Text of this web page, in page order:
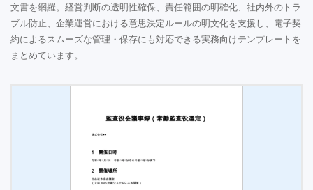
文書を網羅。経営判断の透明性確保、責任範囲の明確化、社内外のトラ
ブル防止、企業運営における意思決定ルールの明文化を支援し、電子契
約によるスムーズな管理・保存にも対応できる実務向けテンプレートを
まとめています。